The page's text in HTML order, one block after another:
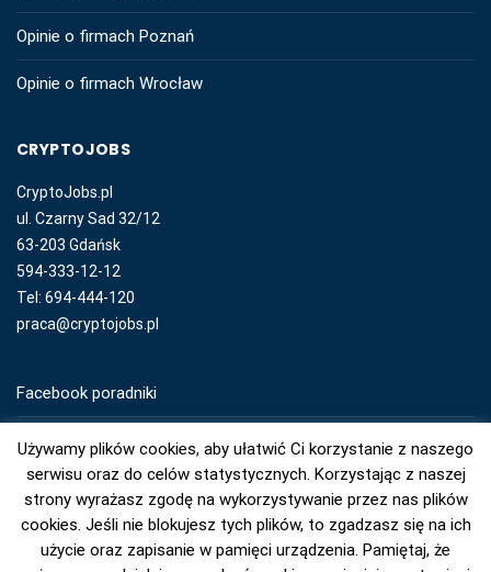
Opinie o firmach Poznań
Opinie o firmach Wrocław
CRYPTOJOBS
CryptoJobs.pl
ul. Czarny Sad 32/12
63-203 Gdańsk
594-333-12-12
Tel: 694-444-120
praca@cryptojobs.pl
Facebook poradniki
YouTube poradniki
Używamy plików cookies, aby ułatwić Ci korzystanie z naszego
serwisu oraz do celów statystycznych. Korzystając z naszej
strony wyrażasz zgodę na wykorzystywanie przez nas plików
cookies. Jeśli nie blokujesz tych plików, to zgadzasz się na ich
użycie oraz zapisanie w pamięci urządzenia. Pamiętaj, że